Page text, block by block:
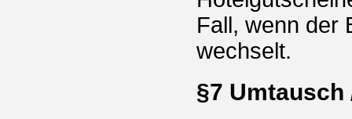
Fall, wenn der
wechselt.
§7 Umtausch